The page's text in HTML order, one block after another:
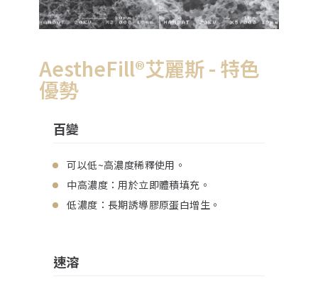
AestheFill®艾麗斯 - 特色
優勢
百變
可以低~高濃度稀釋使用。
中高濃度：用於立即體積填充。
低濃度：長期誘導膠原蛋白增生。
速溶